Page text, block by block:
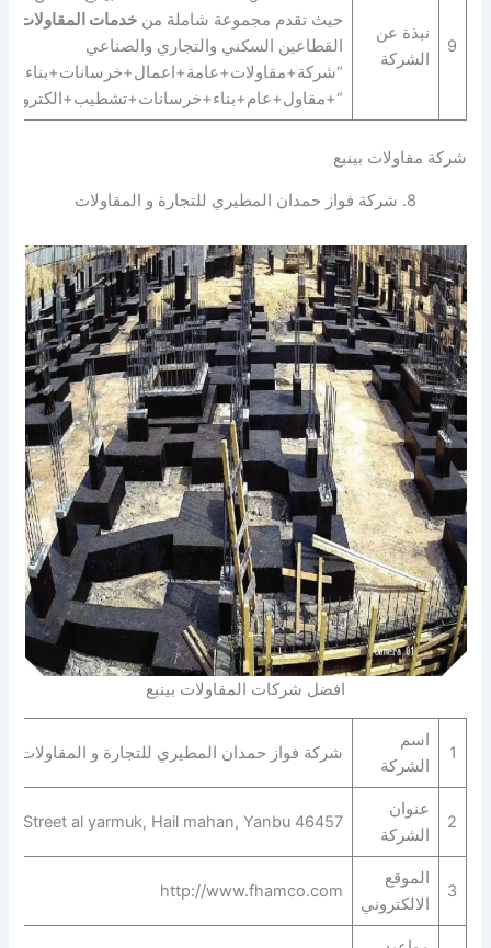
9
نبذة عن
الشركة
حيث تقدم مجموعة شاملة من خدمات المقاولات
القطاعين السكني والتجاري والصناعي
شركة مقاولات بينبع
8. شركة فواز حمدان المطيري للتجارة و المقاولات
افضل شركات المقاولات بينبع
1
اسم
الشركة
شركة فواز حمدان المطيري للتجارة و المقاولات
2
عنوان
الشركة
Street al yarmuk, Hail mahan, Yanbu 46457
3
الموقع
الالكتروني
http://www.fhamco.com